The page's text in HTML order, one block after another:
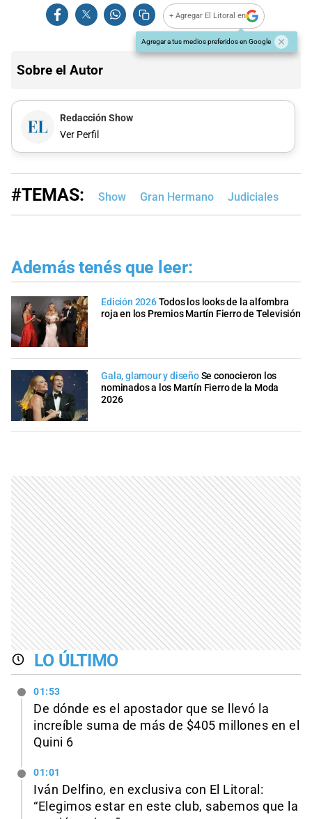
+ Agregar El Litoral en
Agregar a tus medios preferidos en Google
Sobre el Autor
Redacción Show
Ver Perfil
#TEMAS: Show Gran Hermano Judiciales
Además tenés que leer:
Edición 2026Todos los looks de la alfombra
roja en los Premios Martín Fierro de Televisión
Gala, glamour y diseñoSe conocieron los
nominados a los Martín Fierro de la Moda
2026
LO ÚLTIMO
01:53
De dónde es el apostador que se llevó la
increíble suma de más de $405 millones en el
Quini 6
01:01
Iván Delfino, en exclusiva con El Litoral:
“Elegimos estar en este club, sabemos que la